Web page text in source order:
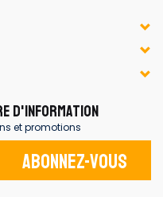
D'INFORMATION
et promotions
Abonnez-vous